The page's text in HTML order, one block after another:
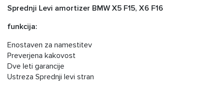
Sprednji Levi amortizer BMW X5 F15, X6 F16
funkcija:
Enostaven za namestitev
Preverjena kakovost
Dve leti garancije
Ustreza Sprednji levi stran